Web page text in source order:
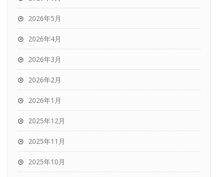
2026年5月
2026年4月
2026年3月
2026年2月
2026年1月
2025年12月
2025年11月
2025年10月